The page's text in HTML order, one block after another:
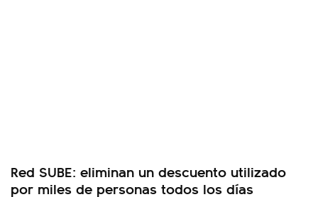
Red SUBE: eliminan un descuento utilizado
por miles de personas todos los días